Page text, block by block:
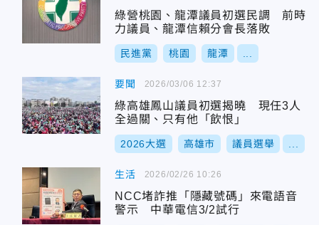
綠營桃園、龍潭議員初選民調 前時
力議員、龍潭信賴分會長落敗
民進黨 桃園 龍潭
要聞
綠高雄鳳山議員初選揭曉 現任3人
全過關、只有他「飲恨」
2026大選 高雄市 議員選舉
2026/03/06 12:37
生活
NCC堵詐推「隱藏號碼」來電語音
警示 中華電信3/2試行
2026/02/26 10:26